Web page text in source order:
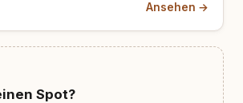
Ansehen →
Spot?